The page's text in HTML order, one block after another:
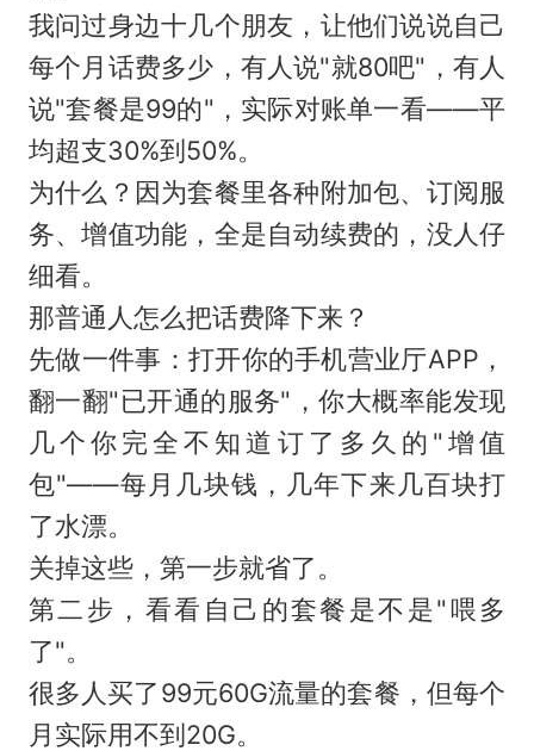
我问过身边十几个朋友，让他们说说自己
每个月话费多少，有人说"就80吧"，有人
说"套餐是99的"，实际对账单一看——平
均超支30%到50%。
为什么？因为套餐里各种附加包、订阅服
务、增值功能，全是自动续费的，没人仔
细看。
那普通人怎么把话费降下来？
先做一件事：打开你的手机营业厅APP，
翻一翻"已开通的服务"，你大概率能发现
几个你完全不知道订了多久的"增值
包"——每月几块钱，几年下来几百块打
了水漂。
关掉这些，第一步就省了。
第二步，看看自己的套餐是不是"喂多
了"。
很多人买了99元60G流量的套餐，但每个
月实际用不到20G。